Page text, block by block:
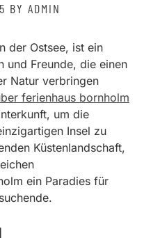
BY ADMIN
der Ostsee, ist ein
und Freunde, die einen
Natur verbringen
ferienhaus bornholm
um die
Insel zu
Küstenlandschaft,
ein Paradies für